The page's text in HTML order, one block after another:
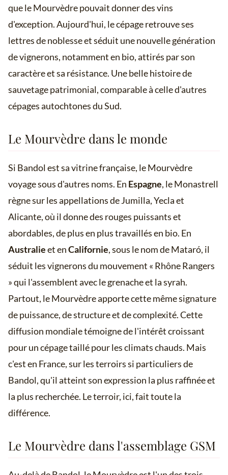
que le Mourvèdre pouvait donner des vins
d'exception. Aujourd'hui, le cépage retrouve ses
lettres de noblesse et séduit une nouvelle génération
de vignerons, notamment en bio, attirés par son
caractère et sa résistance. Une belle histoire de
sauvetage patrimonial, comparable à celle d'autres
cépages autochtones du Sud.
Le Mourvèdre dans le monde
Si Bandol est sa vitrine française, le Mourvèdre
voyage sous d'autres noms. En Espagne, le Monastrell
règne sur les appellations de Jumilla, Yecla et
Alicante, où il donne des rouges puissants et
abordables, de plus en plus travaillés en bio. En
Australieet enCalifornie, sous le nom de Mataró, il
séduit les vignerons du mouvement « Rhône Rangers
» qui l'assemblent avec le grenache et la syrah.
Partout, le Mourvèdre apporte cette même signature
de puissance, de structure et de complexité. Cette
diffusion mondiale témoigne de l'intérêt croissant
pour un cépage taillé pour les climats chauds. Mais
c'est en France, sur les terroirs si particuliers de
Bandol, qu'il atteint son expression la plus raffinée et
la plus recherchée. Le terroir, ici, fait toute la
différence.
Le Mourvèdre dans l'assemblage GSM